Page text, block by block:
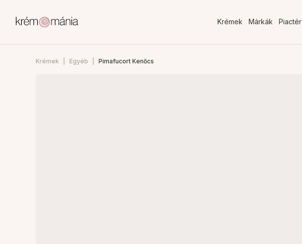
Krémek Márkák Piactér
Krémek Egyéb Pimafucort Kenőcs